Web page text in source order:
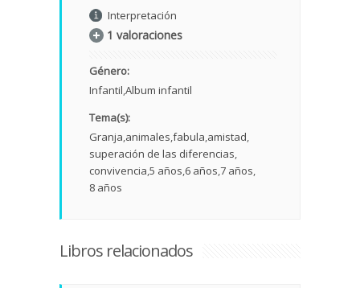
Interpretación
1 valoraciones
Género:
Infantil Album infantil
Tema(s):
Granja animales fabula amistad
superación de las diferencias
convivencia 5 años 6 años 7 años
8 años
Libros relacionados